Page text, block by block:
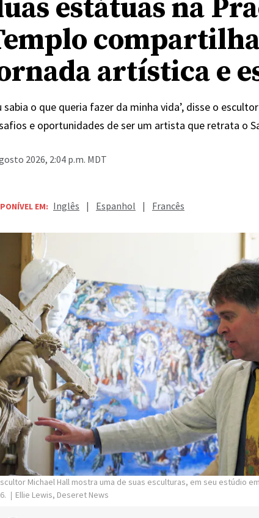
estátuas na
artística e
sabia o que queria fazer da minha vida’, disse o
e oportunidades de ser um artista que retrata o
2026, 2:04 p.m. MDT
EM: Inglês | Espanhol | Francês
Michael Hall mostra uma de suas esculturas, em seu estúdio
Ellie Lewis, Deseret News